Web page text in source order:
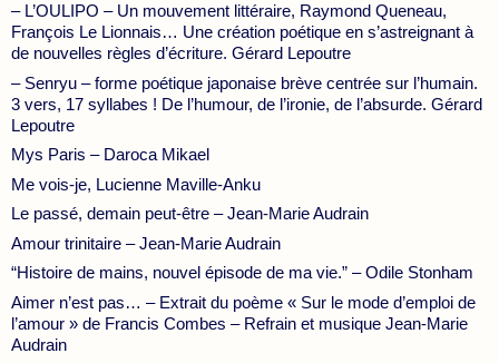
– L’OULIPO – Un mouvement littéraire, Raymond Queneau,
François Le Lionnais… Une création poétique en s’astreignant à
de nouvelles règles d’écriture. Gérard Lepoutre
– Senryu – forme poétique japonaise brève centrée sur l’humain.
3 vers, 17 syllabes ! De l’humour, de l’ironie, de l’absurde. Gérard
Lepoutre
Mys Paris – Daroca Mikael
Me vois-je, Lucienne Maville-Anku
Le passé, demain peut-être – Jean-Marie Audrain
Amour trinitaire – Jean-Marie Audrain
“Histoire de mains, nouvel épisode de ma vie.” – Odile Stonham
Aimer n’est pas… – Extrait du poème « Sur le mode d’emploi de
l’amour » de Francis Combes – Refrain et musique Jean-Marie
Audrain